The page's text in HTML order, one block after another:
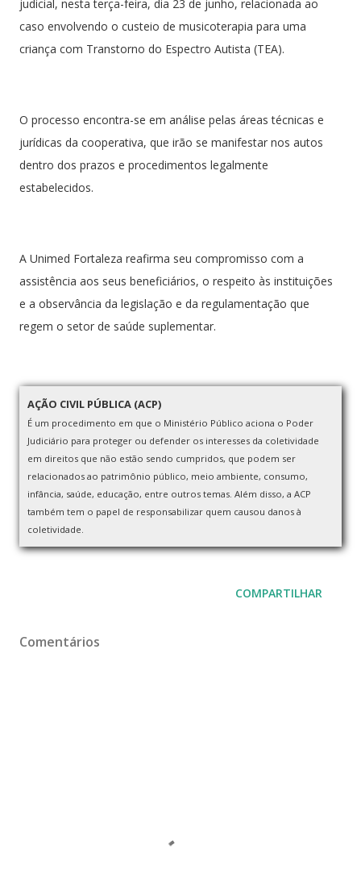
judicial, nesta terça-feira, dia 23 de junho, relacionada ao
caso envolvendo o custeio de musicoterapia para uma
criança com Transtorno do Espectro Autista (TEA).
O processo encontra-se em análise pelas áreas técnicas e
jurídicas da cooperativa, que irão se manifestar nos autos
dentro dos prazos e procedimentos legalmente
estabelecidos.
A Unimed Fortaleza reafirma seu compromisso com a
assistência aos seus beneficiários, o respeito às instituições
e a observância da legislação e da regulamentação que
regem o setor de saúde suplementar.
AÇÃO CIVIL PÚBLICA (ACP)
É um procedimento em que o Ministério Público aciona o Poder
Judiciário para proteger ou defender os interesses da coletividade
em direitos que não estão sendo cumpridos, que podem ser
relacionados ao patrimônio público, meio ambiente, consumo,
infância, saúde, educação, entre outros temas. Além disso, a ACP
também tem o papel de responsabilizar quem causou danos à
coletividade.
COMPARTILHAR
Comentários